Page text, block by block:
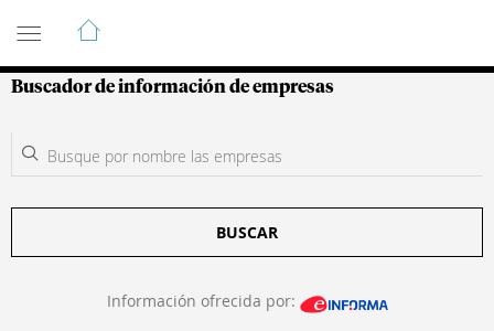
Guía de Empresas Colombianas
Buscador de información de empresas
BUSCAR
Información ofrecida por: